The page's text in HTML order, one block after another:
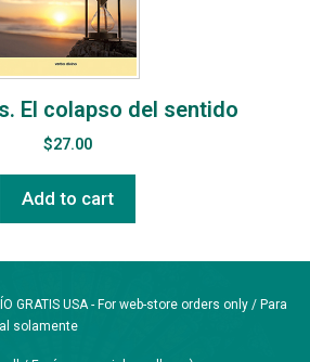
El colapso del sentido
$27.00
Add to cart
GRATIS USA - For web-store orders only / Para
solamente